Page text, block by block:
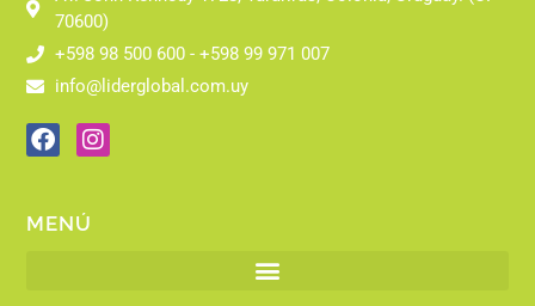
70600)
+598 98 500 600 - +598 99 971 007
info@liderglobal.com.uy
MENÚ